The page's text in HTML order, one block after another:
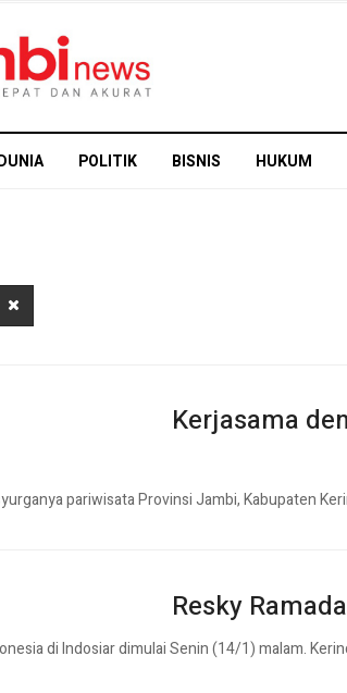
POLITIK BISNIS HUKUM
Kerjasama
pariwisata Provinsi Jambi, Kabupaten
Resky
di Indosiar dimulai Senin (14/1) malam.